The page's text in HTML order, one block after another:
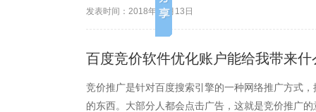
的优化来不断的提升投资回...
发表时间：2018年01月13日
百度竞价软件优化账户能给我带来什
竞价推广是针对百度搜索引擎的一种网络推广方式
的东西。大部分人都会点击广告，这就是竞价推广